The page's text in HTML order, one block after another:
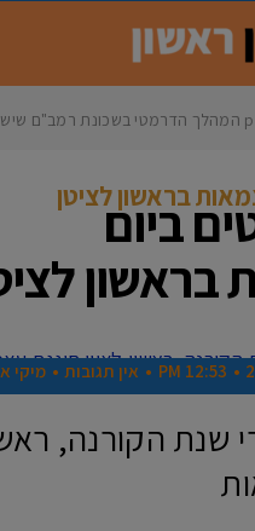
המהלך הדרמטי בשכונת רמב"ם
בראשון לציטן
ביום
12:53 PM אין תגובות מיקי
שנת הקורנה,